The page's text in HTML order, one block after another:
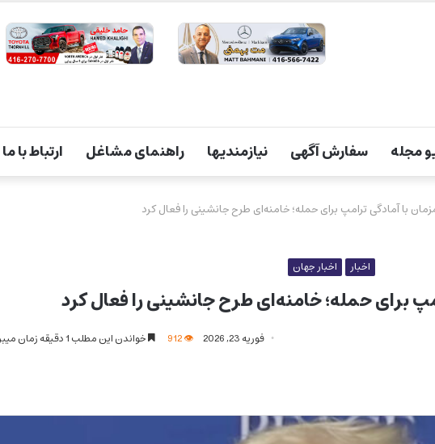
مجله سفارش آگهی نیازمندیها راهنمای مشاغل ارتباط با ما
با آمادگی ترامپ برای حمله؛ خامنه‌ای طرح جانشینی را فعال کرد
اخبار اخبار جهان
برای حمله؛ خامنه‌ای طرح جانشینی را فعال کرد
فوریه 23, 2026 خواندن این مطلب 1 دقیقه زمان میبرد